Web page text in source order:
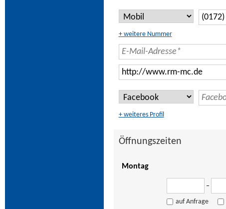
+ weitere Nummer
+ weiteres Profil
Öffnungszeiten
Montag
–
auf Anfrage